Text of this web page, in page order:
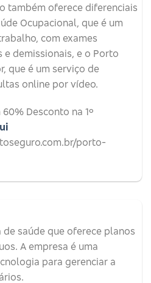
também oferece diferenciais
Ocupacional, que é um
com exames
demissionais, e o Porto
que é um serviço de
online por vídeo.
Desconto na 1º
porto-
de saúde que oferece planos
A empresa é uma
para gerenciar a